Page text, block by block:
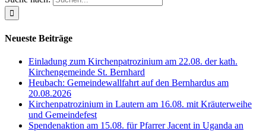
Neueste Beiträge
Einladung zum Kirchenpatrozinium am 22.08. der kath.
Kirchengemeinde St. Bernhard
Heubach: Gemeindewallfahrt auf den Bernhardus am
20.08.2026
Kirchenpatrozinium in Lautern am 16.08. mit Kräuterweihe
und Gemeindefest
Spendenaktion am 15.08. für Pfarrer Jacent in Uganda an